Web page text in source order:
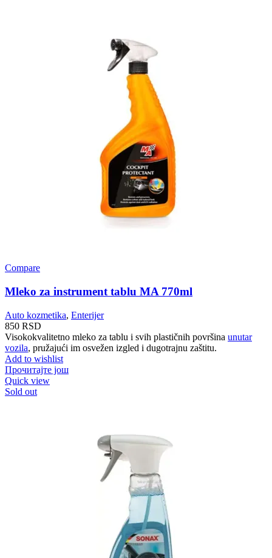
Compare
Mleko za instrument tablu MA 770ml
Auto kozmetika, Enterijer
850 RSD
Visokokvalitetno mleko za tablu i svih plastičnih površina unutar
vozila, pružajući im osvežen izgled i dugotrajnu zaštitu.
Add to wishlist
Прочитајте још
Quick view
Sold out